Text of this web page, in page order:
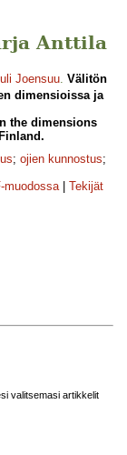
Anttila
Joensuu. Välitön
dimensioissa ja
the dimensions
; ojien kunnostus;
muodossa| Tekijät
valitsemasi artikkelit